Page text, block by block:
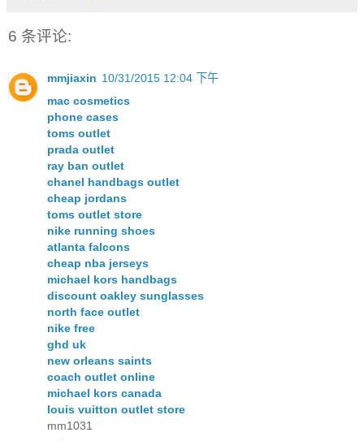
6 条评论:
mmjiaxin 10/31/2015 12:04 下午
mac cosmetics
phone cases
toms outlet
prada outlet
ray ban outlet
chanel handbags outlet
cheap jordans
toms outlet store
nike running shoes
atlanta falcons
cheap nba jerseys
michael kors handbags
discount oakley sunglasses
north face outlet
nike free
ghd uk
new orleans saints
coach outlet online
michael kors canada
louis vuitton outlet store
mm1031